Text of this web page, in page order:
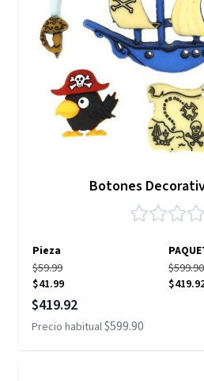
Botones
Pieza
$59.99
$41.99
$599.90
Precio especial
$419.92
Precio habitual$599.90